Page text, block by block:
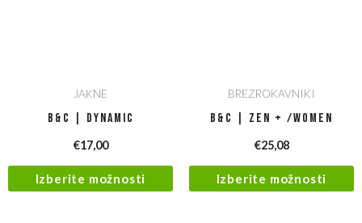
JAKNE
B&C | Dynamic
€17,00
Izberite možnosti
BREZROKAVNIKI
B&C | Zen + /women
€25,08
Izberite možnosti